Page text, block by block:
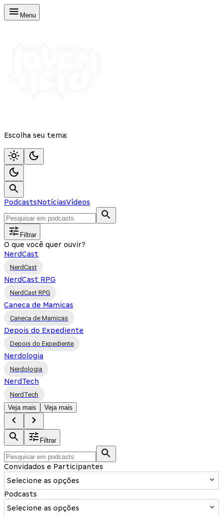
Menu
Escolha seu tema:
PodcastsNotíciasVídeos
Filtrar
O que você quer ouvir?
NerdCast
NerdCast
NerdCast RPG
NerdCast RPG
Caneca de Mamicas
Caneca de Mamicas
Depois do Expediente
Depois do Expediente
Nerdologia
Nerdologia
NerdTech
NerdTech
Veja mais
Veja mais
Filtrar
Convidados e Participantes
Selecione as opções
Podcasts
Selecione as opções